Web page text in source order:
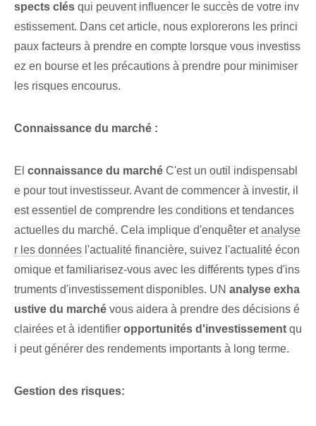
spects clés qui peuvent influencer le succès de votre inv
estissement. Dans cet article, nous explorerons les princi
paux facteurs à prendre en compte lorsque vous investiss
ez en bourse et les précautions à prendre pour minimiser
les risques encourus.
Connaissance du marché :
El connaissance du marché C'est un outil indispensabl
e pour tout investisseur. Avant de commencer à investir, il
est essentiel de comprendre les conditions et tendances
actuelles du marché. Cela implique d'enquêter etanalyse
r les données l'actualité financière, suivez l'actualité écon
omique et familiarisez-vous avec les différents types d'ins
truments d'investissement disponibles. UN analyse exha
ustive du marché vous aidera à prendre des décisions é
clairées⁢ et à identifier⁣ opportunités d'investissement qu
i peut générer des rendements importants à long terme.
Gestion des risques: